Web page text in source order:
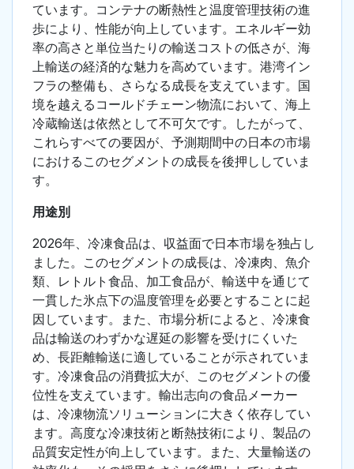
ています。コンテナの断熱性と温度管理技術の進
歩により、性能が向上しています。エネルギー効
率の高さと単位当たりの輸送コストの低さが、海
上輸送の経済的な魅力を高めています。港湾イン
フラの整備も、さらなる成長を支えています。国
境を越えるコールドチェーン物流において、海上
冷蔵輸送は依然として不可欠です。したがって、
これらすべての要因が、予測期間中の日本の市場
におけるこのセグメントの成長を後押ししていま
す。
用途別
2026年、冷凍食品は、収益面で日本市場を独占し
ました。このセグメントの成長は、冷凍肉、魚介
類、レトルト食品、加工食品が、輸送中を通じて
一貫した氷点下の温度管理を必要とすることに起
因しています。また、市場分析によると、冷凍食
品は輸送のわずかな遅延の影響を受けにくいた
め、長距離輸送に適していることが示されていま
す。冷凍食品の消費拡大が、このセグメントの優
位性を支えています。輸出志向の食品メーカー
は、冷凍物流ソリューションに大きく依存してい
ます。高度な冷凍技術と断熱技術により、製品の
品質安定性が向上しています。また、大量輸送の